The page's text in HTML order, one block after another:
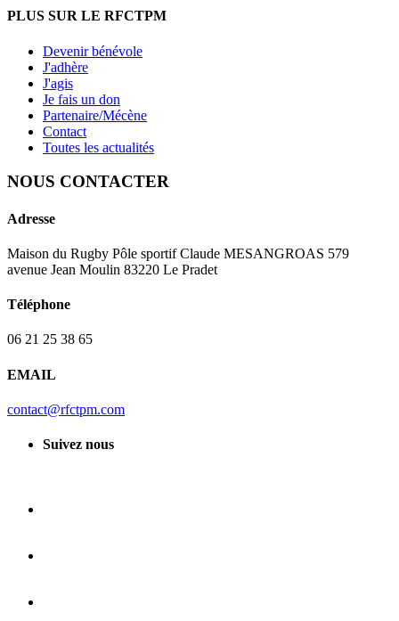
PLUS SUR LE RFCTPM
Devenir bénévole
J'adhère
J'agis
Je fais un don
Partenaire/Mécène
Contact
Toutes les actualités
NOUS CONTACTER
Adresse
Maison du Rugby Pôle sportif Claude MESANGROAS 579
avenue Jean Moulin 83220 Le Pradet
Téléphone
06 21 25 38 65
EMAIL
contact@rfctpm.com
Suivez nous